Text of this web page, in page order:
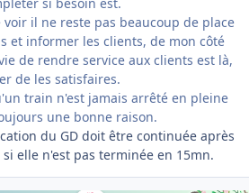
si besoin est.
il ne reste pas beaucoup de place
et informer les clients, de mon côté
de rendre service aux clients est là,
de les satisfaires.
train n'est jamais arrêté en pleine
une bonne raison.
du GD doit être continuée après
elle n'est pas terminée en 15mn.